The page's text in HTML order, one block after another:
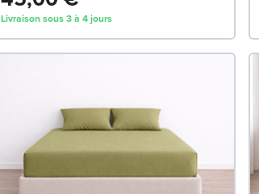
Livraison sous 3 à 4 jours